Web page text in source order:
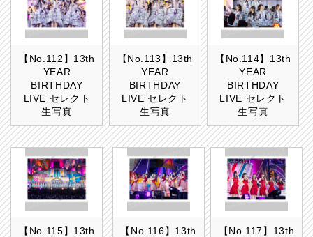
【No.112】13th
YEAR
BIRTHDAY
LIVE セレクト
生写真
【No.113】13th
YEAR
BIRTHDAY
LIVE セレクト
生写真
【No.114】13th
YEAR
BIRTHDAY
LIVE セレクト
生写真
【No.115】13th
【No.116】13th
【No.117】13th